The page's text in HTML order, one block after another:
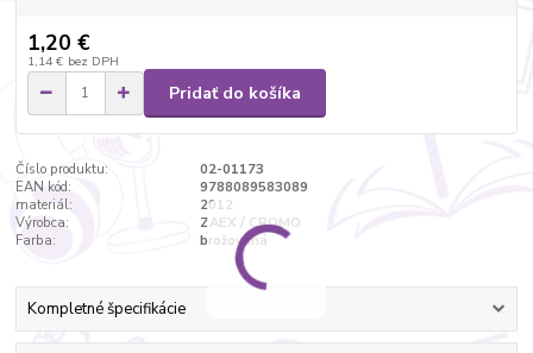
1,20 €
1,14 € bez DPH
Pridať do košíka
Číslo produktu:
02-01173
EAN kód:
9788089583089
materiál:
2012
Výrobca:
ZAEX / CROMO
Farba:
brožovaná
Kompletné špecifikácie